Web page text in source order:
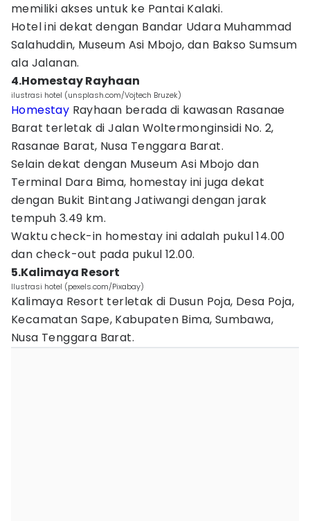
memiliki akses untuk ke Pantai Kalaki.
Hotel ini dekat dengan Bandar Udara Muhammad
Salahuddin, Museum Asi Mbojo, dan Bakso Sumsum
ala Jalanan.
4.Homestay Rayhaan
ilustrasi hotel (unsplash.com/Vojtech Bruzek)
Homestay Rayhaan berada di kawasan Rasanae
Barat terletak di Jalan Woltermonginsidi No. 2,
Rasanae Barat, Nusa Tenggara Barat.
Selain dekat dengan Museum Asi Mbojo dan
Terminal Dara Bima, homestay ini juga dekat
dengan Bukit Bintang Jatiwangi dengan jarak
tempuh 3.49 km.
Waktu check-in homestay ini adalah pukul 14.00
dan check-out pada pukul 12.00.
5.Kalimaya Resort
Ilustrasi hotel (pexels.com/Pixabay)
Kalimaya Resort terletak di Dusun Poja, Desa Poja,
Kecamatan Sape, Kabupaten Bima, Sumbawa,
Nusa Tenggara Barat.